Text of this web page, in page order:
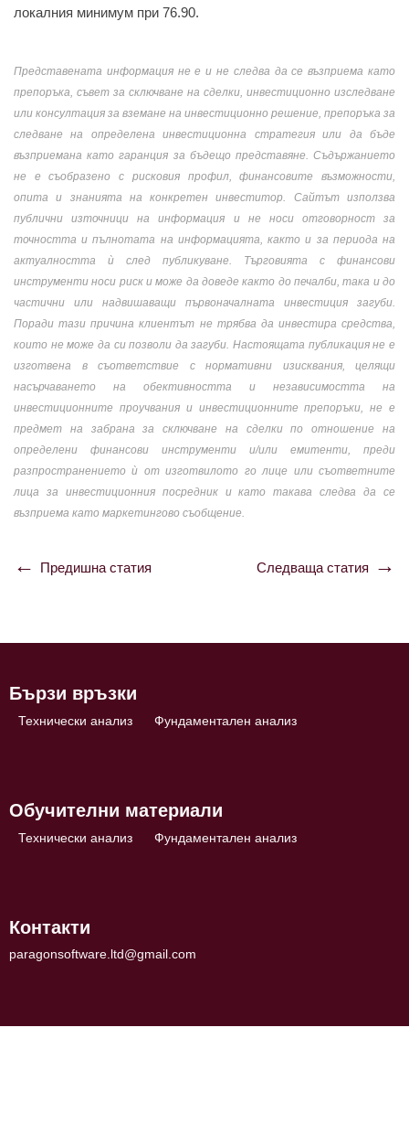
локалния минимум при 76.90.
Представената информация не е и не следва да се възприема като
препоръка, съвет за сключване на сделки, инвестиционно изследване
или консултация за вземане на инвестиционно решение, препоръка за
следване на определена инвестиционна стратегия или да бъде
възприемана като гаранция за бъдещо представяне. Съдържанието
не е съобразено с рисковия профил, финансовите възможности,
опита и знанията на конкретен инвеститор. Сайтът използва
публични източници на информация и не носи отговорност за
точността и пълнотата на информацията, както и за периода на
актуалността ѝ след публикуване. Търговията с финансови
инструменти носи риск и може да доведе както до печалби, така и до
частични или надвишаващи първоначалната инвестиция загуби.
Поради тази причина клиентът не трябва да инвестира средства,
които не може да си позволи да загуби. Настоящата публикация не е
изготвена в съответствие с нормативни изисквания, целящи
насърчаването на обективността и независимостта на
инвестиционните проучвания и инвестиционните препоръки, не е
предмет на забрана за сключване на сделки по отношение на
определени финансови инструменти и/или емитенти, преди
разпространението ѝ от изготвилото го лице или съответните
лица за инвестиционния посредник и като такава следва да се
възприема като маркетингово съобщение.
Навигация
Предишна статия Следваща статия
Бързи връзки
Технически анализ Фундаментален анализ
Обучителни материали
Технически анализ Фундаментален анализ
Контакти
paragonsoftware.ltd@gmail.com